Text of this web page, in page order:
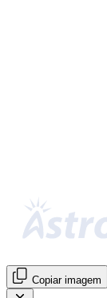
Copiar imagem